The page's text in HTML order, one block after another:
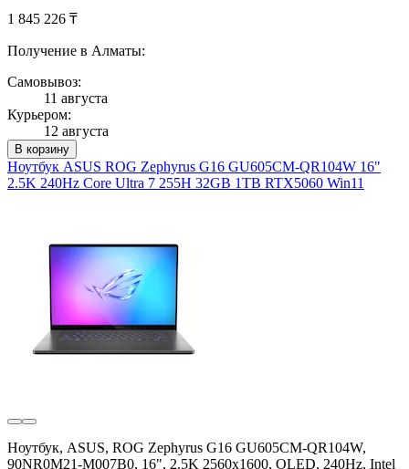
1 845 226 ₸
Получение в Алматы:
Самовывоз:
11 августа
Курьером:
12 августа
В корзину
Ноутбук ASUS ROG Zephyrus G16 GU605CM-QR104W 16"
2.5K 240Hz Core Ultra 7 255H 32GB 1TB RTX5060 Win11
Ноутбук, ASUS, ROG Zephyrus G16 GU605CM-QR104W,
90NR0M21-M007B0, 16", 2.5K 2560x1600, OLED, 240Hz, Intel